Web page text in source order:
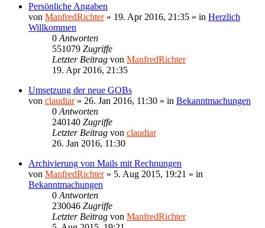
Persönliche Angaben
von ManfredRichter» 19. Apr 2016, 21:35 » in Herzlich
Willkommen
0 Antworten
551079 Zugriffe
Letzter Beitrag von ManfredRichter
19. Apr 2016, 21:35
Umsetzung der neue GOBs
von claudiar» 26. Jan 2016, 11:30 » in Bekanntmachungen
0 Antworten
240140 Zugriffe
Letzter Beitrag von claudiar
26. Jan 2016, 11:30
Archivierung von Mails mit Rechnungen
von ManfredRichter» 5. Aug 2015, 19:21 » in
Bekanntmachungen
0 Antworten
230046 Zugriffe
Letzter Beitrag von ManfredRichter